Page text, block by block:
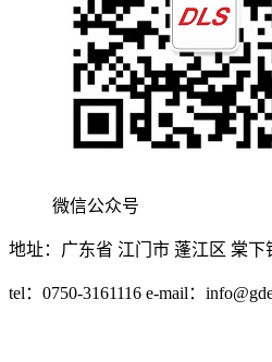
微信公众号
地址：广东省 江门市 蓬江区 棠下
tel：0750-3161116 e-mail：